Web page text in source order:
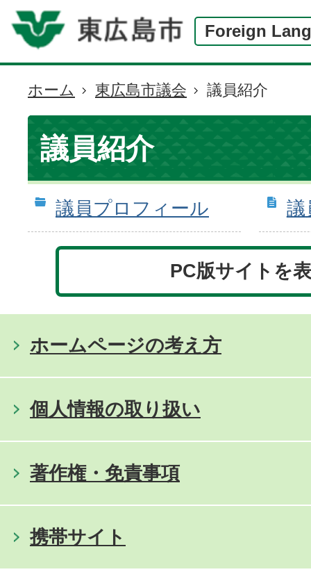
Foreign
現
在
の
位
置
ホーム 東広島市議会 議員紹介
議員紹介
議員プロフィール 議
PC版サイトを
ホームページの考え方
個人情報の取り扱い
著作権・免責事項
携帯サイト